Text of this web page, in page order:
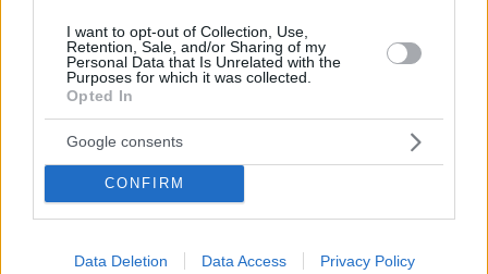
I want to opt-out of Collection, Use,
Retention, Sale, and/or Sharing of my
Personal Data that Is Unrelated with the
Purposes for which it was collected.
Opted In
Google consents
CONFIRM
Data Deletion Data Access Privacy Policy